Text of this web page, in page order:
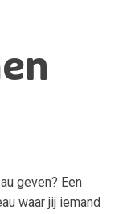
geven? Een
waar jij iemand